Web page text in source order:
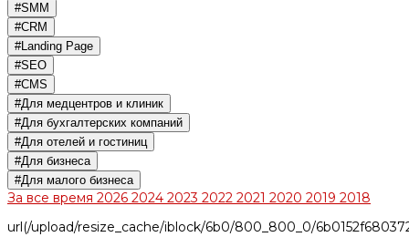
#SMM
#CRM
#Landing Page
#SEO
#CMS
#Для медцентров и клиник
#Для бухгалтерских компаний
#Для отелей и гостиниц
#Для бизнеса
#Для малого бизнеса
За все время 2026 2024 2023 2022 2021 2020 2019 2018
url(/upload/resize_cache/iblock/6b0/800_800_0/